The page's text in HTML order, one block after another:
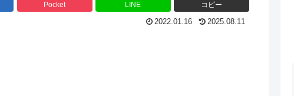
Pocket LINE コピー
2022.01.16 2025.08.11